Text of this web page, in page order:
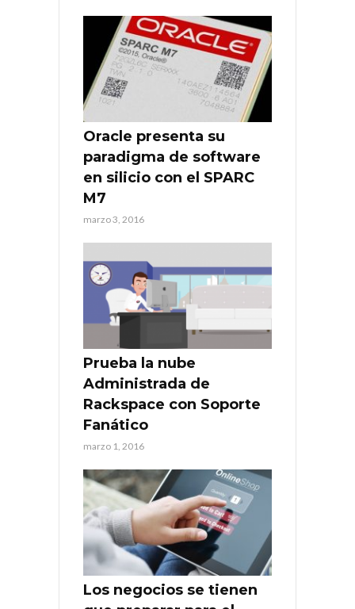
Oracle presenta su
paradigma de software
en silicio con el SPARC
M7
marzo 3, 2016
Prueba la nube
Administrada de
Rackspace con Soporte
Fanático
marzo 1, 2016
Los negocios se tienen